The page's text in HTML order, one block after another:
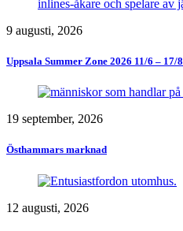
9 augusti, 2026
Uppsala Summer Zone 2026 11/6 – 17/8 ​
19 september, 2026
Östhammars marknad
12 augusti, 2026